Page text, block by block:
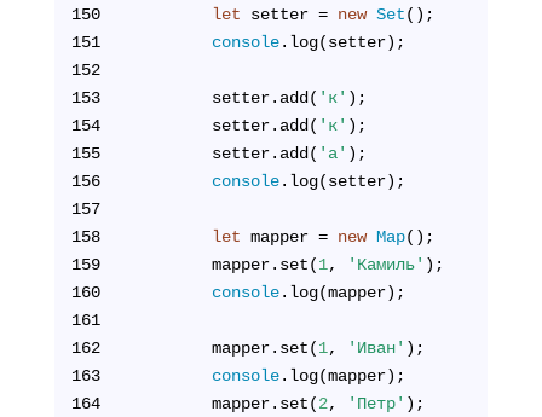
150
let setter = new Set();
151
console.log(setter);
152
153
        setter.add(
'к' );
154
        setter.add(
'к' );
155
        setter.add(
'а' );
156
console.log(setter);
157
158
let mapper = new Map();
159
        mapper.set(
1, 'Камиль' );
160
console.log(mapper);
161
162
        mapper.set(
1, 'Иван' );
163
console.log(mapper);
164
        mapper.set(
2, 'Петр' );